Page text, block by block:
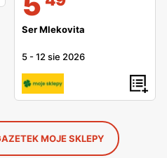
Ser Mlekovita
5 -12 sie 2026
MOJE SKLEPY